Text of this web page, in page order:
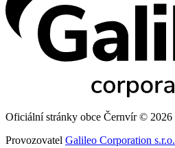
Oficiální stránky obce Černvír © 2026
Provozovatel Galileo Corporation s.r.o.